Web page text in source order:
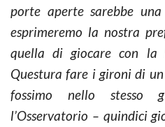
porte aperte sarebbe
esprimeremo la nostra
quella di giocare con la
Questura fare i gironi di
fossimo nello stesso
l’Osservatorio – quindici